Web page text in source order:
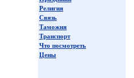
Религия
Связь
Таможня
Транспорт
Что посмотреть
Цены